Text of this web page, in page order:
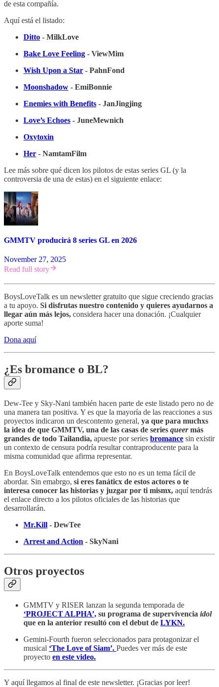
de esta compañía.
Aquí está el listado:
Ditto - MilkLove
Bake Love Feeling - ViewMim
Wish Upon a Star - PahnFond
Moonshadow - EmiBonnie
Enemies with Benefits - JanJingjing
Love’s Echoes - JuneMewnich
Oxytoxin
Her - NamtamFilm
Lee más sobre qué dicen los pilotos de estas series GL (y la
controversia de una de estas) en el siguiente enlace:
GMMTV producirá 8 series GL en 2026
November 27, 2025
Read full story
BoysLoveTalk es un newsletter gratuito que sigue creciendo gracias
a tu apoyo. Si disfrutas nuestro contenido y quieres ayudarnos a
llegar aún más lejos, considera hacer una donación. ¡Cualquier
aporte suma!
Dona aquí
¿Es bromance o BL?
Dew-Tee y Sky-Nani también hacen parte de este listado pero no de
una manera tan positiva. Y es que la mayoría de las reacciones a sus
proyectos indicaron un descontento general, ya que para muchxs
la idea de que GMMTV, una de las casas de series queermás
grandes de todo Tailandia, apueste por series bromance sin existir
un contexto de censura podría resultar contraproducente para la
misma comunidad que afirma representar.
En BoysLoveTalk entendemos que esto no es un tema fácil de
abordar. Sin emabrgo, si eres fanáticx de estos actores o te
interesa conocer las historias y juzgar por ti mismx, aquí tendrás
el enlace directo a los pilotos oficiales de las historias que
desarrollarán.
Mr.Kill - DewTee
Arrest and Action - SkyNani
Otros proyectos
GMMTV y RISER lanzan la segunda temporada de
‘PROJECT ALPHA’, su programa de supervivencia idol
que en la anterior resultó con el debut de LYKN.
Gemini-Fourth fueron seleccionados para protagonizar el
musical ‘The Love of Siam’. Puedes ver más de este
proyecto en este video.
Y aquí llegamos al final de este newsletter. ¡Gracias por leer!